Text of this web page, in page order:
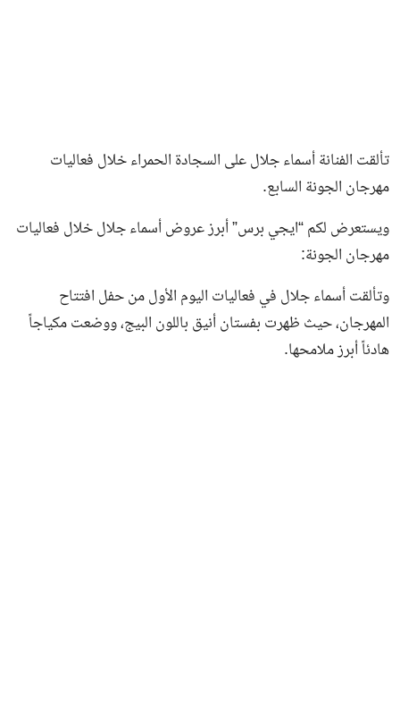
تألقت الفنانة أسماء جلال على السجادة الحمراء خلال فعاليات
مهرجان الجونة السابع.
ويستعرض لكم “ايجي برس” أبرز عروض أسماء جلال خلال فعاليات
مهرجان الجونة:
وتألقت أسماء جلال في فعاليات اليوم الأول من حفل افتتاح
المهرجان، حيث ظهرت بفستان أنيق باللون البيج، ووضعت مكياجاً
هادئاً أبرز ملامحها.